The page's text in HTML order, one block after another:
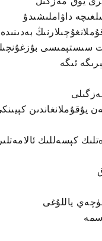
سىستېمىسى
ئىگە
يۇقۇملانغاندىن
ياللۇغى